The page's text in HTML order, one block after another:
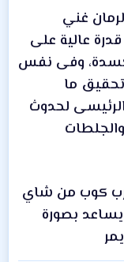
غني
عالية على
وفى نفس
ما
لحدوث
شرب كوب من شاي
بصورة